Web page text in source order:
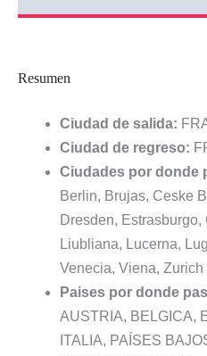
Resumen
Ciudad de salida:
Ciudad de regreso:
Ciudades por donde
Berlin, Brujas, Ceske
Dresden, Estrasburgo,
Liubliana, Lucerna,
Venecia, Viena, Zurich
Paises por donde
AUSTRIA, BELGICA,
ITALIA, PAÍSES